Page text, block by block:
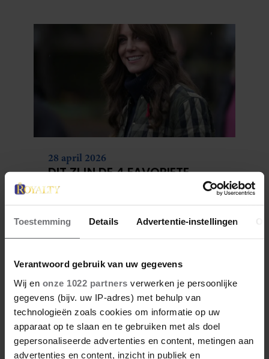
Toestemming Details Advertentie-instellingen
Verantwoord gebruik van uw gegevens
Wij en onze 1022 partners verwerken je persoonlijke
gegevens (bijv. uw IP-adres) met behulp van
technologieën zoals cookies om informatie op uw
apparaat op te slaan en te gebruiken met als doel
gepersonaliseerde advertenties en content, metingen aan
advertenties en content, inzicht in publiek en
28 april 2026
DIT ZIJN DE 4 FAVORIETE
MODEMERKEN VAN PRINSES
CATHERINE